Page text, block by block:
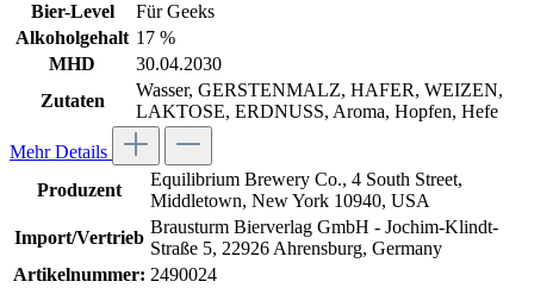
Bier-Level
Für Geeks
Alkoholgehalt 17 %
MHD
30.04.2030
Zutaten
Wasser, GERSTENMALZ, HAFER, WEIZEN,
LAKTOSE, ERDNUSS, Aroma, Hopfen, Hefe
Mehr Details
Produzent
Equilibrium Brewery Co., 4 South Street,
Middletown, New York 10940, USA
Import/Vertrieb
Brausturm Bierverlag GmbH - Jochim-Klindt-
Straße 5, 22926 Ahrensburg, Germany
Artikelnummer: 2490024